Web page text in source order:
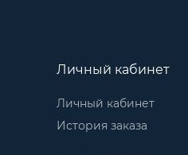
Личный кабинет
Личный кабинет
История заказа